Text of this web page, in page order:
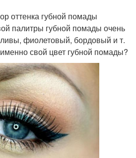
оттенка губной помады
палитры губной помады очень
фиолетовый, бордовый и т.
свой цвет губной помады?